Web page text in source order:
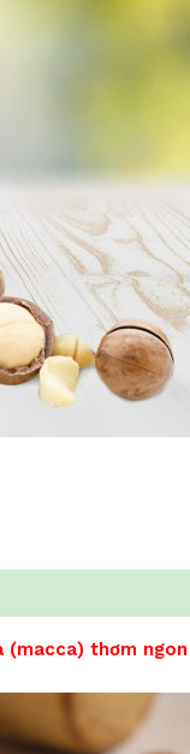
thơm